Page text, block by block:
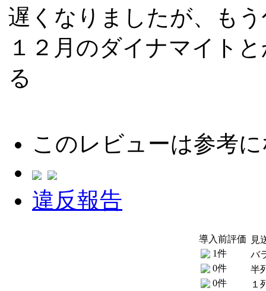
遅くなりましたが、も
１２月のダイナマイト
る
このレビューは参考
違反報告
導入前評価
1件
0件
0件
見
バ
半
１